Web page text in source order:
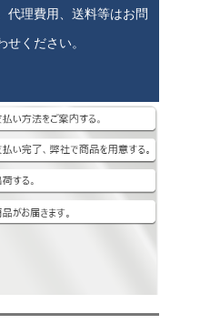
代理費用、送料等はお問
せください。